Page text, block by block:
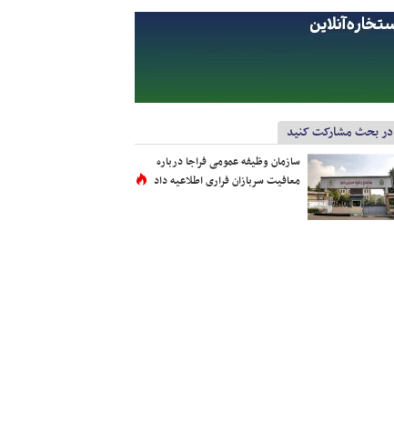
در بحث مشارکت کنید
سازمان وظیفه عمومی فراجا درباره
معافیت سربازان فراری اطلاعیه داد